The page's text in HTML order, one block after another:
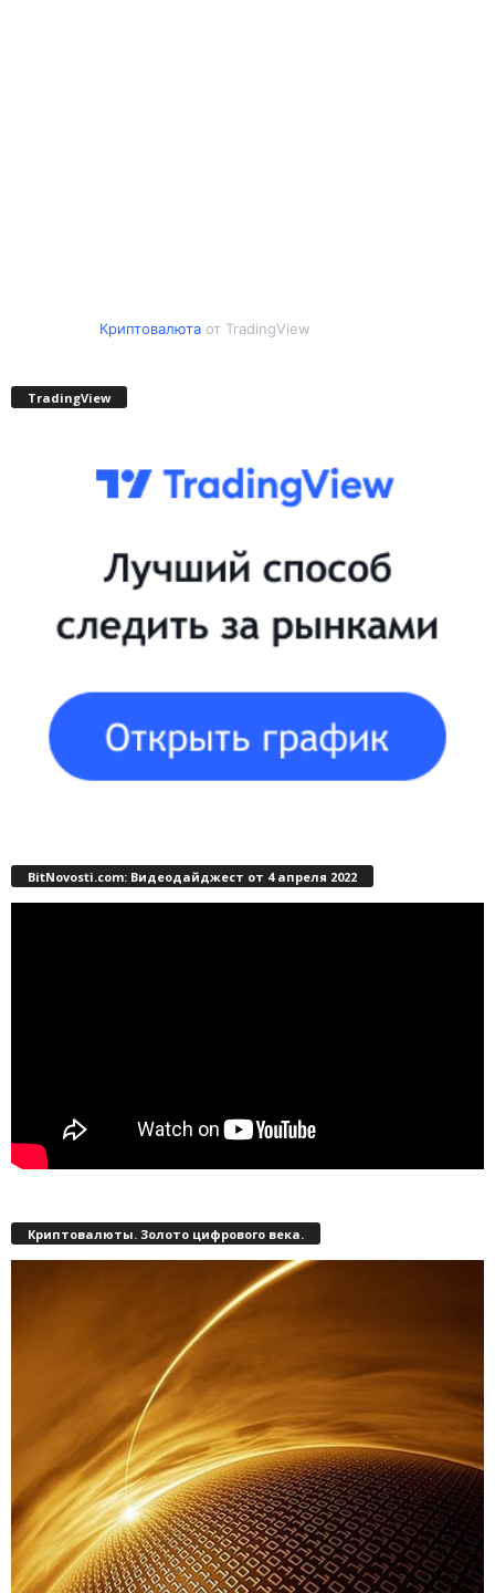
Криптовалютаот TradingView
TradingView
BitNovosti.com: Видеодайджест от 4 апреля 2022
Криптовалюты. Золото цифрового века.